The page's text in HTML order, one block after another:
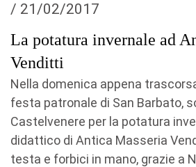
/ 21/02/2017
La potatura invernale ad
Venditti
Nella domenica appena
festa patronale di San Barbato,
Castelvenere per la potatura
didattico di Antica Masseria
testa e forbici in mano, grazie a